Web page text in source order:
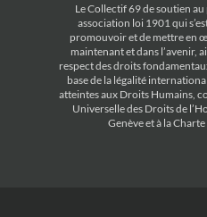
Le Collectif 69 de soutien
association loi 1901 qui
promouvoir et de mettre en
maintenant et dans l’avenir,
respect des droits
base de la légalité
atteintes aux Droits Humains,
Universelle des Droits de
Genève et à la